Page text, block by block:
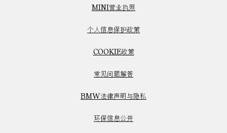
MINI营业执照
个人信息保护政策
COOKIE政策
常见问题解答
BMW法律声明与隐私
环保信息公开